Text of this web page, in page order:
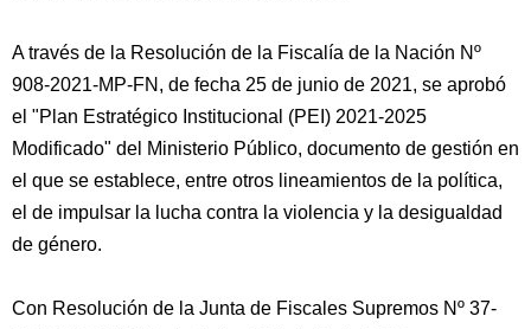
A través de la Resolución de la Fiscalía de la Nación Nº
908-2021-MP-FN, de fecha 25 de junio de 2021, se aprobó
el "Plan Estratégico Institucional (PEI) 2021-2025
Modificado" del Ministerio Público, documento de gestión en
el que se establece, entre otros lineamientos de la política,
el de impulsar la lucha contra la violencia y la desigualdad
de género.
Con Resolución de la Junta de Fiscales Supremos Nº 37-